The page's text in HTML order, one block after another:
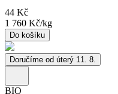
44 Kč
1 760 Kč/kg
Do košíku
Doručíme od úterý 11. 8.
BIO